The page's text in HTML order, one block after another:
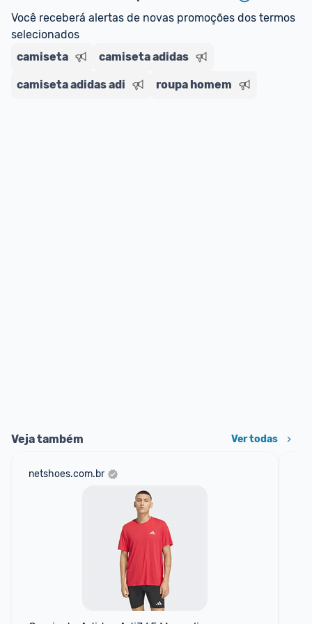
Entrega Expressa: A partir de 2 dias úteis.*
*Confira aqui
Você receberá alertas de novas promoções dos termos
selecionados
camiseta
camiseta adidas
camiseta adidas adi roupa homem
Veja também Ver todas
netshoes.com.br